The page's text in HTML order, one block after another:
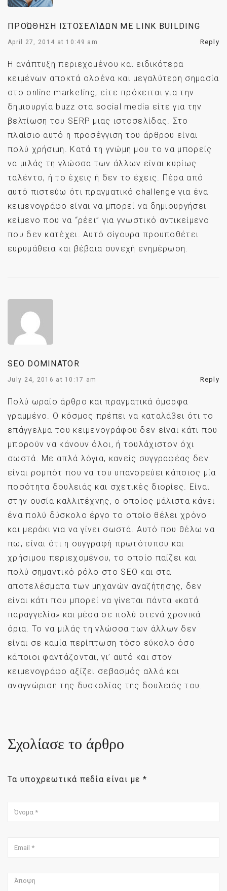
ΠΡΟΏΘΗΣΗ ΙΣΤΟΣΕΛΊΔΩΝ ΜΕ LINK BUILDING
April 27, 2014 at 10:49 am Reply
Η ανάπτυξη περιεχομένου και ειδικότερα
κειμένων αποκτά ολοένα και μεγαλύτερη σημασία
στο online marketing, είτε πρόκειται για την
δημιουργία buzz στα social media είτε για την
βελτίωση του SERP μιας ιστοσελίδας. Στο
πλαίσιο αυτό η προσέγγιση του άρθρου είναι
πολύ χρήσιμη. Κατά τη γνώμη μου το να μπορείς
να μιλάς τη γλώσσα των άλλων είναι κυρίως
ταλέντο, ή το έχεις ή δεν το έχεις. Πέρα από
αυτό πιστεύω ότι πραγματικό challenge για ένα
κειμενογράφο είναι να μπορεί να δημιουργήσει
κείμενο που να “ρέει” για γνωστικό αντικείμενο
που δεν κατέχει. Αυτό σίγουρα προυποθέτει
ευρυμάθεια και βέβαια συνεχή ενημέρωση.
SEO DOMINATOR
July 24, 2016 at 10:17 am Reply
Πολύ ωραίο άρθρο και πραγματικά όμορφα
γραμμένο. Ο κόσμος πρέπει να καταλάβει ότι το
επάγγελμα του κειμενογράφου δεν είναι κάτι που
μπορούν να κάνουν όλοι, ή τουλάχιστον όχι
σωστά. Με απλά λόγια, κανείς συγγραφέας δεν
είναι ρομπότ που να του υπαγορεύει κάποιος μία
ποσότητα δουλειάς και σχετικές διορίες. Είναι
στην ουσία καλλιτέχνης, ο οποίος μάλιστα κάνει
ένα πολύ δύσκολο έργο το οποίο θέλει χρόνο
και μεράκι για να γίνει σωστά. Αυτό που θέλω να
πω, είναι ότι η συγγραφή πρωτότυπου και
χρήσιμου περιεχομένου, το οποίο παίζει και
πολύ σημαντικό ρόλο στο SEO και στα
αποτελέσματα των μηχανών αναζήτησης, δεν
είναι κάτι που μπορεί να γίνεται πάντα «κατά
παραγγελία» και μέσα σε πολύ στενά χρονικά
όρια. Το να μιλάς τη γλώσσα των άλλων δεν
είναι σε καμία περίπτωση τόσο εύκολο όσο
κάποιοι φαντάζονται, γι’ αυτό και στον
κειμενογράφο αξίζει σεβασμός αλλά και
αναγνώριση της δυσκολίας της δουλειάς του.
Σχολίασε το άρθρο
Τα υποχρεωτικά πεδία είναι με*